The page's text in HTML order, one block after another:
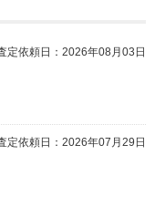
定依頼日：2026年08月03日
定依頼日：2026年07月29日